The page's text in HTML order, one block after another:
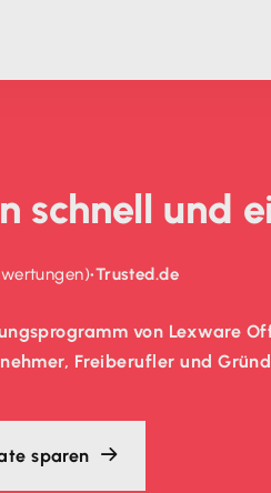
schnell und
•Trusted.de
von Lexware
Freiberufler und
sparen